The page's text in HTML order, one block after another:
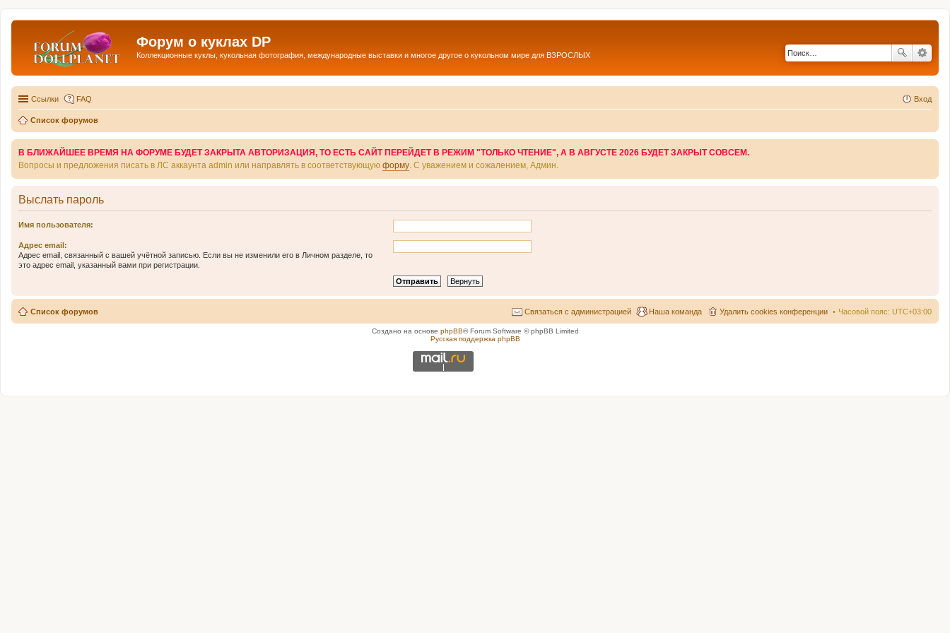
Форум о куклах DP
Коллекционные куклы, кукольная фотография, международные выставки и многое другое о кукольном мире для ВЗРОСЛЫХ
Ссылки FAQ Вход
Список форумов
В БЛИЖАЙШЕЕ ВРЕМЯ НА ФОРУМЕ БУДЕТ ЗАКРЫТА АВТОРИЗАЦИЯ, ТО ЕСТЬ САЙТ ПЕРЕЙДЕТ В РЕЖИМ "ТОЛЬКО ЧТЕНИЕ", А В АВГУСТЕ 2026 БУДЕТ ЗАКРЫТ СОВСЕМ.
Вопросы и предложения писать в ЛС аккаунта admin или направлять в соответствующую форму . С уважением и сожалением, Админ.
Выслать пароль
Имя пользователя:
Адрес email:
Адрес email, связанный с вашей учётной записью. Если вы не изменили его в Личном разделе, то
это адрес email, указанный вами при регистрации.
Список форумов Часовой пояс: UTC+03:00
Удалить cookies конференции
Наша команда
Связаться с администрацией
Создано на основе phpBB® Forum Software © phpBB Limited
Русская поддержка phpBB